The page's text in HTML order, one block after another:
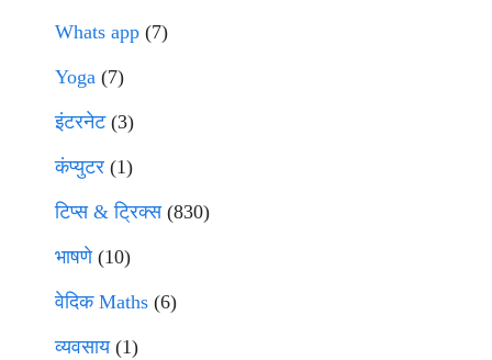
Whats app (7)
Yoga (7)
इंटरनेट(3)
कंप्युटर (1)
टिप्स & ट्रिक्स(830)
भाषणे(10)
वेदिक Maths (6)
व्यवसाय(1)